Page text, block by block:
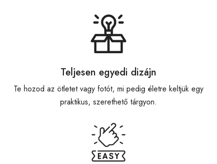
Teljesen egyedi dizájn
Te hozod az ötletet vagy fotót, mi pedig életre keltjük egy
praktikus, szerethető tárgyon.